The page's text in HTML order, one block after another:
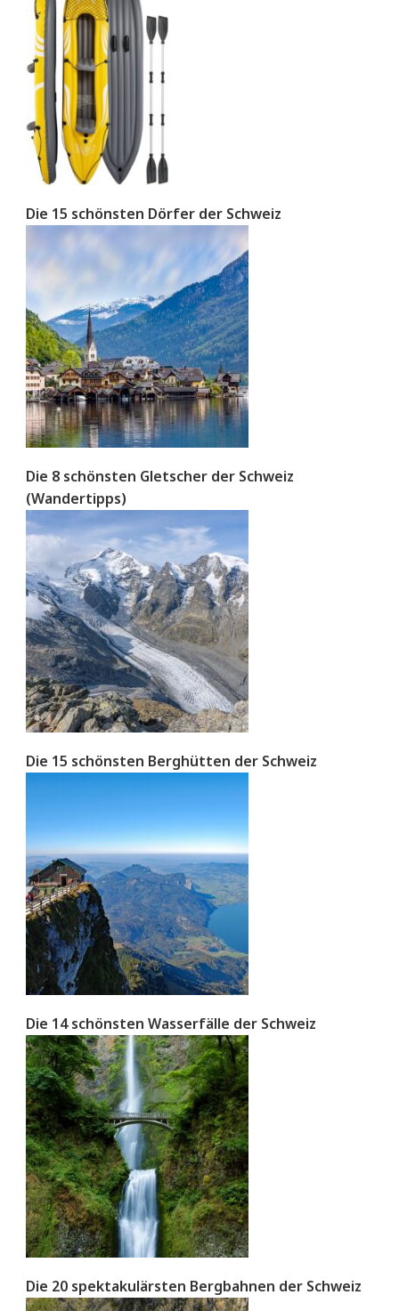
Die 15 schönsten Dörfer der Schweiz
Die 8 schönsten Gletscher der Schweiz
(Wandertipps)
Die 15 schönsten Berghütten der Schweiz
Die 14 schönsten Wasserfälle der Schweiz
Die 20 spektakulärsten Bergbahnen der Schweiz